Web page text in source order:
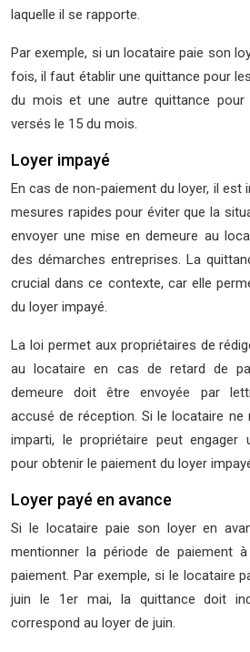
laquelle il se rapporte.
Par exemple, si un locataire paie son
fois, il faut établir une quittance pour
du mois et une autre quittance
versés le 15 du mois.
Loyer impayé
En cas de non-paiement du loyer, il est
mesures rapides pour éviter que la
envoyer une mise en demeure au
des démarches entreprises. La
crucial dans ce contexte, car elle
du loyer impayé.
La loi permet aux propriétaires de
au locataire en cas de retard de
demeure doit être envoyée par
accusé de réception. Si le locataire ne
imparti, le propriétaire peut engager
pour obtenir le paiement du loyer
Loyer payé en avance
Si le locataire paie son loyer en
mentionner la période de paiement
paiement. Par exemple, si le locataire
juin le 1er mai, la quittance doit
correspond au loyer de juin.